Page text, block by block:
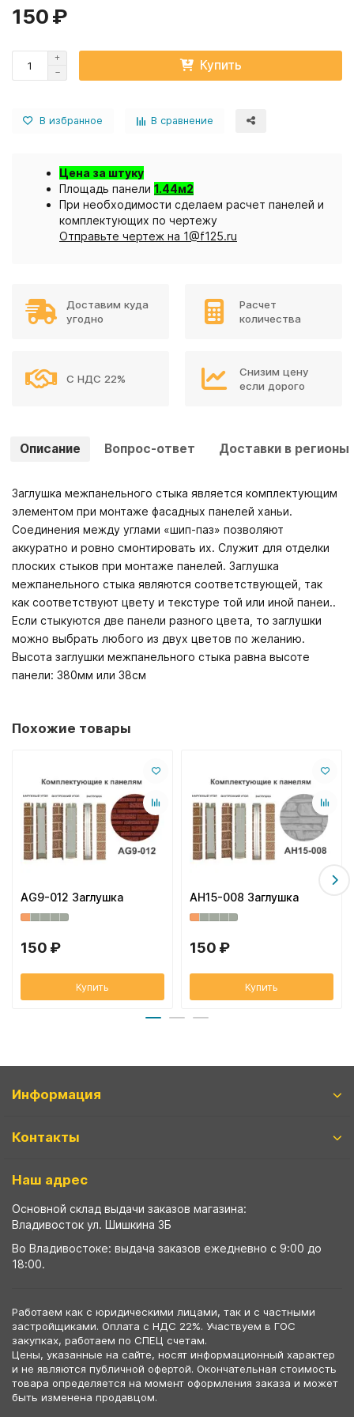
150 ₽
Купить
В избранное В сравнение
Цена за штуку
Площадь панели 1.44м2
При необходимости сделаем расчет панелей и
комплектующих по чертежу
Отправьте чертеж на 1@f125.ru
Доставим куда
угодно
Расчет
количества
С НДС 22%
Снизим цену
если дорого
Описание Вопрос-ответ Доставки в регионы
Заглушка межпанельного стыка является комплектующим
элементом при монтаже фасадных панелей ханьи.
Соединения между углами «шип-паз» позволяют
аккуратно и ровно смонтировать их. Служит для отделки
плоских стыков при монтаже панелей. Заглушка
межпанельного стыка являются соответствующей, так
как соответствуют цвету и текстуре той или иной панеи..
Если стыкуются две панели разного цвета, то заглушки
можно выбрать любого из двух цветов по желанию.
Высота заглушки межпанельного стыка равна высоте
панели: 380мм или 38см
Похожие товары
AG9-012 Заглушка
150 ₽
Купить
AH15-008 Заглушка
150 ₽
Купить
Информация
Контакты
Наш адрес
Основной склад выдачи заказов магазина:
Владивосток ул. Шишкина 3Б
Во Владивостоке: выдача заказов ежедневно с 9:00 до
18:00.
Работаем как с юридическими лицами, так и с частными
застройщиками. Оплата с НДС 22%. Участвуем в ГОС
закупках, работаем по СПЕЦ счетам.
Цены, указанные на сайте, носят информационный характер
и не являются публичной офертой. Окончательная стоимость
товара определяется на момент оформления заказа и может
быть изменена продавцом.